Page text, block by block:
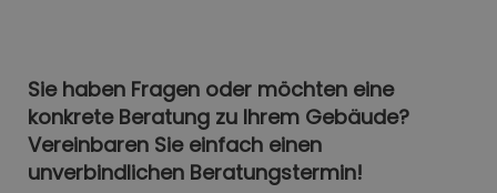
Sie haben Fragen oder möchten eine
konkrete Beratung zu Ihrem Gebäude?
Vereinbaren Sie einfach einen
unverbindlichen Beratungstermin!